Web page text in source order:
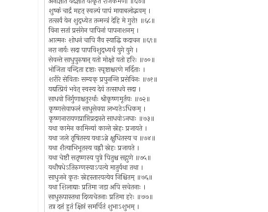
शुष्कं चार्द्रं महत् स्वल्पं पापं मायाबलोद्भवम् ।
तत्सर्वं येन शुद्ध्येत तन्मन्त्रं देहि मे गुरो! ॥६८॥
विना सतां प्रसंगेन पापिनां पापनाशनम् ।
आत्मनः शोधनं चापि नैव स्याद्धि कदाचन ॥६९॥
नरा नार्यः सदा पापविशुद्ध्यर्थं युगे युगे ।
सेवन्ते साधुपुरुषान् यतो मोक्षो यतो हरिः ॥७०॥
भोजिता वन्दिता दृष्टाः स्पृष्टाश्चरणे मर्दिताः ।
शरीरे सेविताः सम्यक् प्रपुनन्ति प्रसेविनः ॥७१॥
यद्यत्प्रियं भवेत् स्वस्य देयं तत्साधवे सदा ।
साधवो निर्गुणाश्चतुरर्थाः श्रीकृष्णमूर्तयः ॥७२॥
कृष्णसेवाफलं साधुसेवया लभ्यतेऽधिकम् ।
कृष्णनारायणप्राप्तिप्रदास्ते साधवोऽनघाः ॥७३॥
यथा कामेन कामिन्यां कान्ते स्नेहः प्रजायते ।
यथा जले तृषितस्य यथाऽन्ने क्षुधितस्य च ॥७४॥
यथा शैत्याभिभूतस्य वह्नौ स्नेहः प्रजायते ।
यथा चेष्टौ सतृष्णस्य पुत्रे पितुश्च सद्गुणे ॥७५॥
यथौषधेऽतिरुग्णस्याऽपत्ये मातुर्यथा तथा ।
साधुजने कृतः स्नेहस्तारयत्येव निश्चितम् ॥७६॥
यथा शिलाद्याः प्रतिमा जडा अपि सचेतनाः ।
साधुरूपास्तथा दिव्यचेतनाः प्रतिमा हरेः ॥७७॥
तत्र दत्तं हुतं क्षिप्तं समर्पितं शुभाऽशुभम् ।